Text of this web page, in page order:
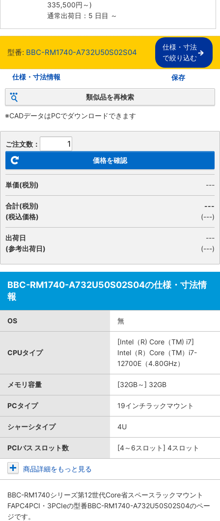
335,500円 ～)
通常出荷日：5 日目 ～
型番: BBC-RM1740-A732U50S02S04
仕様・寸法
で絞り込む
仕様・寸法情報 保存
類似品を再検索
※CADデータはPCでダウンロードできます
ご注文数：
価格を確認
単価(税別) ---
合計(税別)
(税込価格)
---
(---)
出荷日
(参考出荷日)
---
(---)
BBC-RM1740-A732U50S02S04の仕様・寸法情
報
OS 無
CPUタイプ
[Intel（R) Core（TM) i7]
Intel（R）Core（TM）i7-
12700E（4.80GHz）
メモリ容量 [32GB～] 32GB
PCタイプ 19インチラックマウント
シャーシタイプ 4U
PCIバス スロット数 [4～6スロット] 4スロット
商品詳細をもっと見る
BBC-RM1740シリーズ第12世代Core省スペースラックマウント
FAPC4PCI・3PCIeの型番BBC-RM1740-A732U50S02S04のペー
ジです。